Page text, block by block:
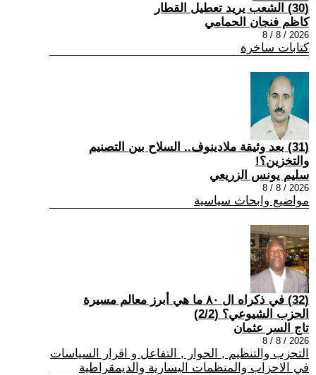
(30) الشعب يريد تعطيل القطار
كاظم فنجان الحمامي
2026 / 8 / 8
كتابات ساخرة
(31) بعد وثيقة ملادينوف.. السلاح بين التصنيم
والتخزين؟!
سليم يونس الزريعي
2026 / 8 / 8
مواضيع وابحاث سياسية
(32) في ذكراه ال ٨٠ ما هي أبرز معالم مسيرة
الحزب الشيوعي؟ (2/2)
تاج السر عثمان
2026 / 8 / 8
التحزب والتنظيم , الحوار , التفاعل و اقرار السياسات
في الاحزاب والمنظمات اليسارية والديمقراطية